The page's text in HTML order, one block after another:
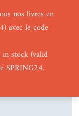
nos livres en
avec le code
stock (valid
SPRING24.
0